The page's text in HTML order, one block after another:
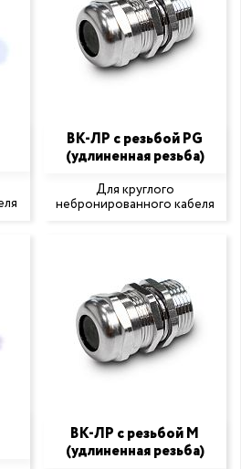
ВК-ЛР с резьбой PG
(удлиненная резьба)
Для круглого
небронированного кабеля
ВК-ЛР с резьбой M
(удлиненная резьба)